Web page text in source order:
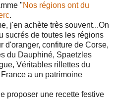
"Nos régions ont du
.
j'en achète très souvent...On
sucrés de toutes les régions
d'oranger, confiture de Corse,
du Dauphiné, Spaetzles
Véritables rillettes du
a un patrimoine
proposer une recette festive